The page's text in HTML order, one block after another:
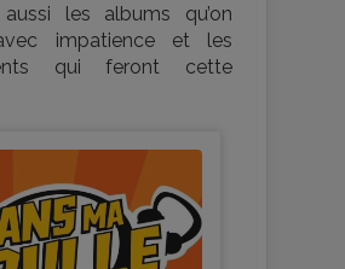
les albums qu’on
impatience et les
qui feront cette